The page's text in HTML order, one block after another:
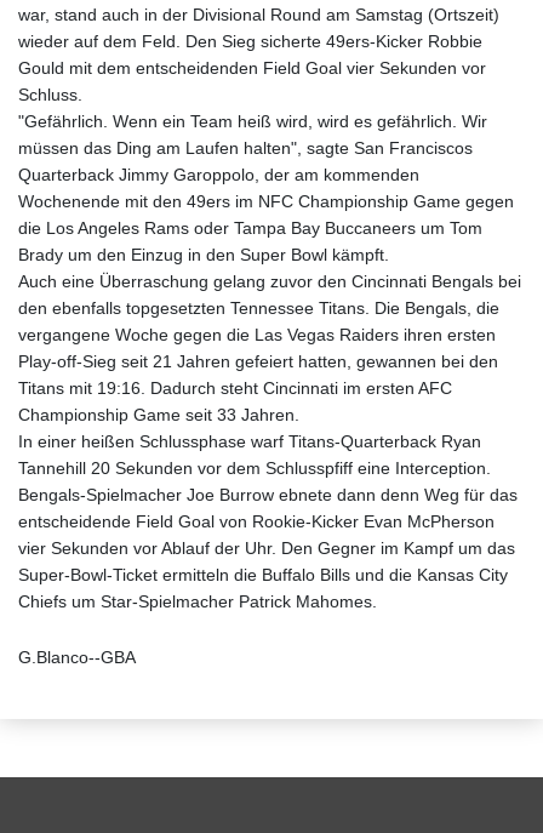
war, stand auch in der Divisional Round am Samstag (Ortszeit)
wieder auf dem Feld. Den Sieg sicherte 49ers-Kicker Robbie
Gould mit dem entscheidenden Field Goal vier Sekunden vor
Schluss.
"Gefährlich. Wenn ein Team heiß wird, wird es gefährlich. Wir
müssen das Ding am Laufen halten", sagte San Franciscos
Quarterback Jimmy Garoppolo, der am kommenden
Wochenende mit den 49ers im NFC Championship Game gegen
die Los Angeles Rams oder Tampa Bay Buccaneers um Tom
Brady um den Einzug in den Super Bowl kämpft.
Auch eine Überraschung gelang zuvor den Cincinnati Bengals bei
den ebenfalls topgesetzten Tennessee Titans. Die Bengals, die
vergangene Woche gegen die Las Vegas Raiders ihren ersten
Play-off-Sieg seit 21 Jahren gefeiert hatten, gewannen bei den
Titans mit 19:16. Dadurch steht Cincinnati im ersten AFC
Championship Game seit 33 Jahren.
In einer heißen Schlussphase warf Titans-Quarterback Ryan
Tannehill 20 Sekunden vor dem Schlusspfiff eine Interception.
Bengals-Spielmacher Joe Burrow ebnete dann denn Weg für das
entscheidende Field Goal von Rookie-Kicker Evan McPherson
vier Sekunden vor Ablauf der Uhr. Den Gegner im Kampf um das
Super-Bowl-Ticket ermitteln die Buffalo Bills und die Kansas City
Chiefs um Star-Spielmacher Patrick Mahomes.
G.Blanco--GBA